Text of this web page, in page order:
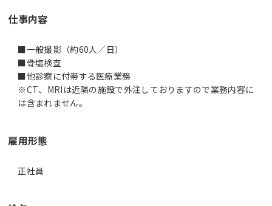
仕事内容
■一般撮影（約60人／日）
■骨塩検査
■他診察に付帯する医療業務
※CT、MRIは近隣の施設で外注しておりますので業務内容に
は含まれません。
雇用形態
正社員